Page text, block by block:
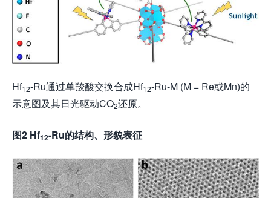
Hf12-Ru通过单羧酸交换合成Hf12-Ru-M (M = Re或Mn)的
示意图及其日光驱动CO2还原。
图2 Hf12-Ru的结构、形貌表征